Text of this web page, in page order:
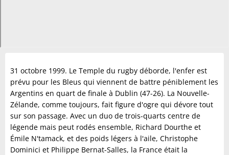
31 octobre 1999. Le Temple du rugby déborde, l'enfer est
prévu pour les Bleus qui viennent de battre péniblement les
Argentins en quart de finale à Dublin (47-26). La Nouvelle-
Zélande, comme toujours, fait figure d'ogre qui dévore tout
sur son passage. Avec un duo de trois-quarts centre de
légende mais peut rodés ensemble, Richard Dourthe et
Émile N'tamack, et des poids légers à l'aile, Christophe
Dominici et Philippe Bernat-Salles, la France était la